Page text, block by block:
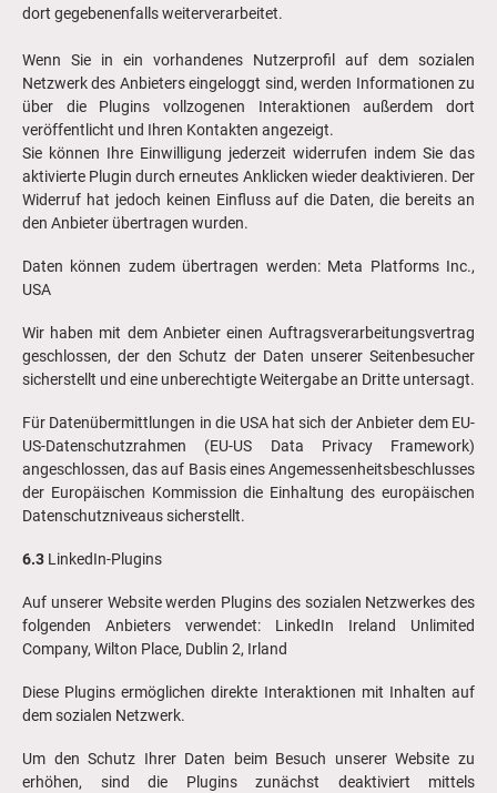
dort gegebenenfalls weiterverarbeitet.
Wenn Sie in ein vorhandenes Nutzerprofil auf dem sozialen
Netzwerk des Anbieters eingeloggt sind, werden Informationen zu
über die Plugins vollzogenen Interaktionen außerdem dort
veröffentlicht und Ihren Kontakten angezeigt.
Sie können Ihre Einwilligung jederzeit widerrufen indem Sie das
aktivierte Plugin durch erneutes Anklicken wieder deaktivieren. Der
Widerruf hat jedoch keinen Einfluss auf die Daten, die bereits an
den Anbieter übertragen wurden.
Daten können zudem übertragen werden: Meta Platforms Inc.,
USA
Wir haben mit dem Anbieter einen Auftragsverarbeitungsvertrag
geschlossen, der den Schutz der Daten unserer Seitenbesucher
sicherstellt und eine unberechtigte Weitergabe an Dritte untersagt.
Für Datenübermittlungen in die USA hat sich der Anbieter dem EU-
US-Datenschutzrahmen (EU-US Data Privacy Framework)
angeschlossen, das auf Basis eines Angemessenheitsbeschlusses
der Europäischen Kommission die Einhaltung des europäischen
Datenschutzniveaus sicherstellt.
6.3 LinkedIn-Plugins
Auf unserer Website werden Plugins des sozialen Netzwerkes des
folgenden Anbieters verwendet: LinkedIn Ireland Unlimited
Company, Wilton Place, Dublin 2, Irland
Diese Plugins ermöglichen direkte Interaktionen mit Inhalten auf
dem sozialen Netzwerk.
Um den Schutz Ihrer Daten beim Besuch unserer Website zu
erhöhen, sind die Plugins zunächst deaktiviert mittels